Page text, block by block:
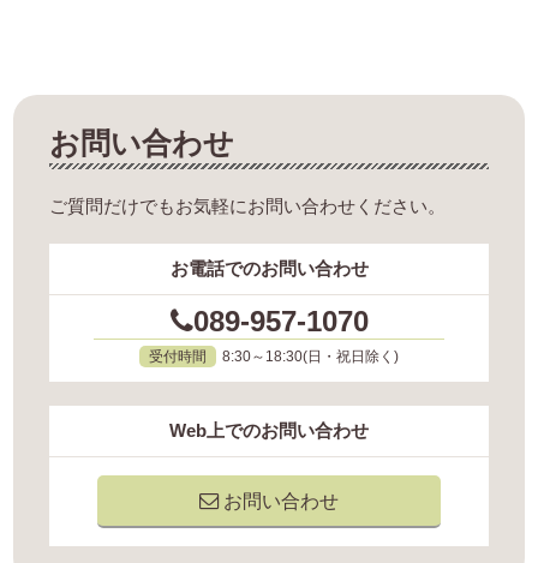
お問い合わせ
ご質問だけでもお気軽にお問い合わせください。
お電話でのお問い合わせ
089-957-1070
受付時間 8:30～18:30(日・祝日除く)
Web上でのお問い合わせ
お問い合わせ